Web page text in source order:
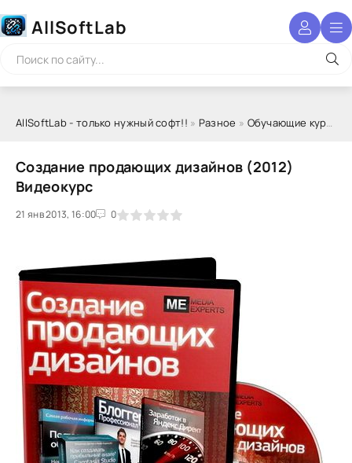
AllSoftLab
AllSoftLab - только нужный софт!! » Разное » Обучающие курсы
Создание продающих дизайнов (2012)
Видеокурс
21 янв 2013, 16:00 0
1 2 3 4 5